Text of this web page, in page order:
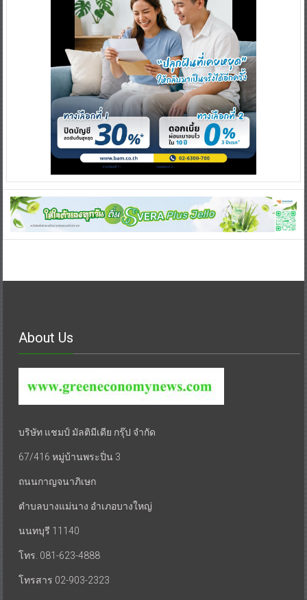
About Us
บริษัท แชมป์ มัลติมีเดีย กรุ๊ป จำกัด
67/416 หมู่บ้านพระปิ่น 3
ถนนกาญจนาภิเษก
ตำบลบางแม่นาง อำเภอบางใหญ่
นนทบุรี 11140
โทร. 081-623-4888
โทรสาร 02-903-2323